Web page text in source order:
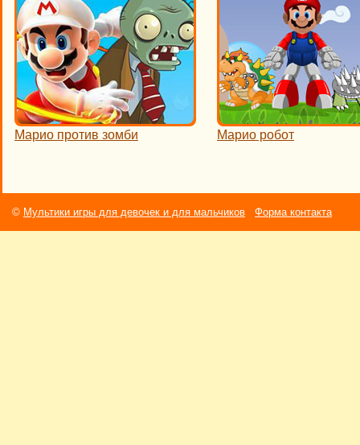
Марио против зомби Марио робот
© Мультики игры для девочек и для мальчиков Форма контакта